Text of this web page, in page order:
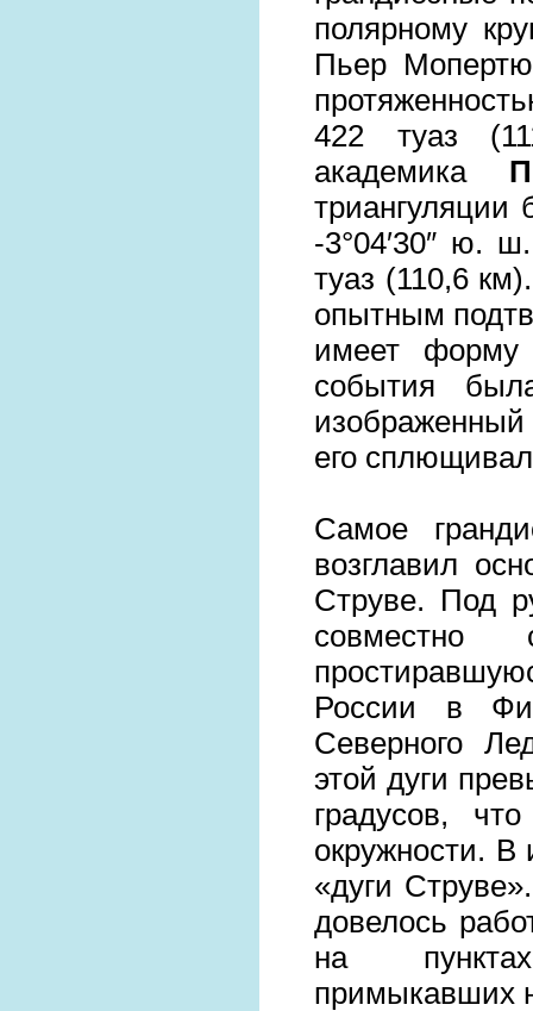
полярному
Пьер
422 туаз
академика
триангуляции
-3°04′30″ ю.
туаз (110,6
опытным
имеет форму
события
его
Самое
возглавил
Струве. Под
совместно
России в
Северного
этой дуги
градусов,
окружности.
«дуги
довелось
на пунктах
примыкавших